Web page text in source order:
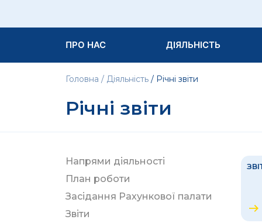
ПРО НАС ДІЯЛЬНІСТЬ
Головна Діяльність Річні звіти
Річні звіти
Напрями діяльності
План роботи
Засідання Рахункової палати
Звіти